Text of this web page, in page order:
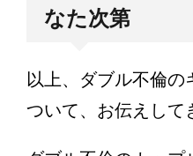
なた次第
以上、ダブル不倫の
ついて、お伝えして